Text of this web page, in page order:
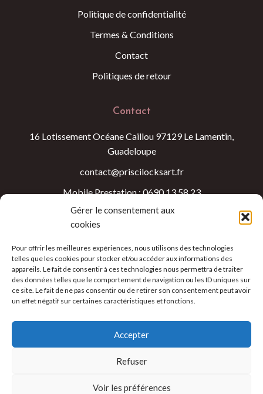
Gérer le consentement aux
cookies
Pour offrir les meilleures expériences, nous utilisons des technologies
telles que les cookies pour stocker et/ou accéder aux informations des
appareils. Le fait de consentir à ces technologies nous permettra de traiter
des données telles que le comportement de navigation ou les ID uniques sur
ce site. Le fait de ne pas consentir ou de retirer son consentement peut avoir
un effet négatif sur certaines caractéristiques et fonctions.
Accepter
Refuser
Voir les préférences
Politique de confidentialité
Termes & Conditions
Contact
Politiques de retour
Contact
16 Lotissement Océane Caillou 97129 Le Lamentin,
Guadeloupe
contact@priscilocksart.fr
Mobile Prestation : 0690 13 58 23
Mobile Achat : 0691 24 74 71
Heure d'ouverture
Lundi au Samedi 09:00 - 18:00